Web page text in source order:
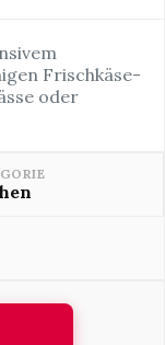
Frischkäse-
oder